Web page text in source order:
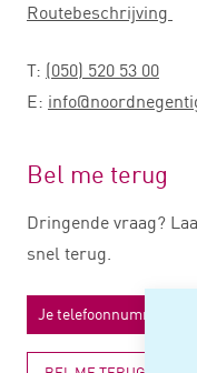
Routebeschrijving
T: (050) 520 53 00
E:
Bel me terug
Dringende vraag?
snel terug.